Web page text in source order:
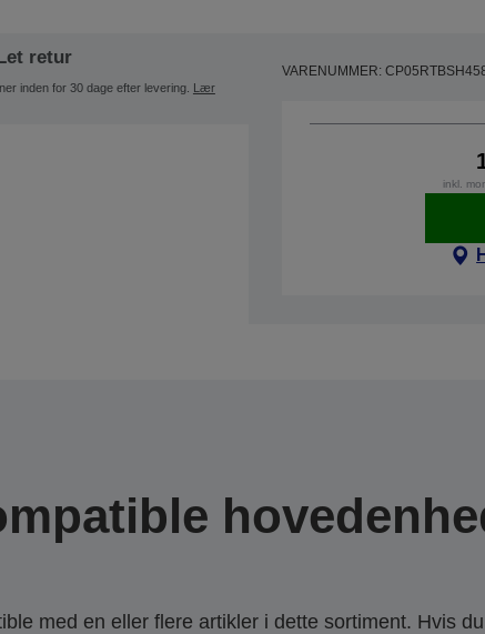
retur
inden for 30 dage efter levering. Lær
VARENUMMER:
inkl.
med en eller flere artikler i dette sortiment. Hvis